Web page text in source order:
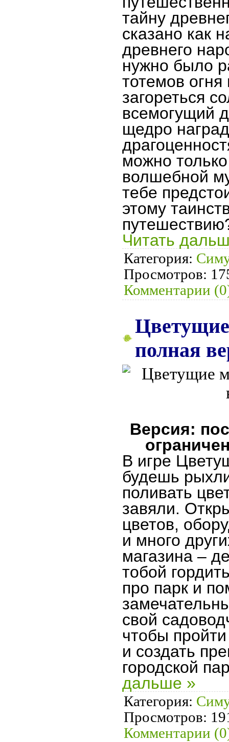
тайну
сказано как
древнего
нужно было
тотемов огня
загореться
всемогущий
щедро
можно
волшебной
тебе
этому
Читать
Категория:
Просмотров:
Комментарии
полная
Версия:
В игре
будешь
поливать
завяли.
цветов,
и много
магазина –
тобой
про парк и
свой
чтобы
и создать
городской
дальше »
Категория:
Просмотров:
Комментарии